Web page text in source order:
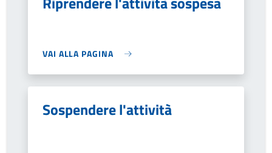
VAI ALLA PAGINA
Sospendere l'attività